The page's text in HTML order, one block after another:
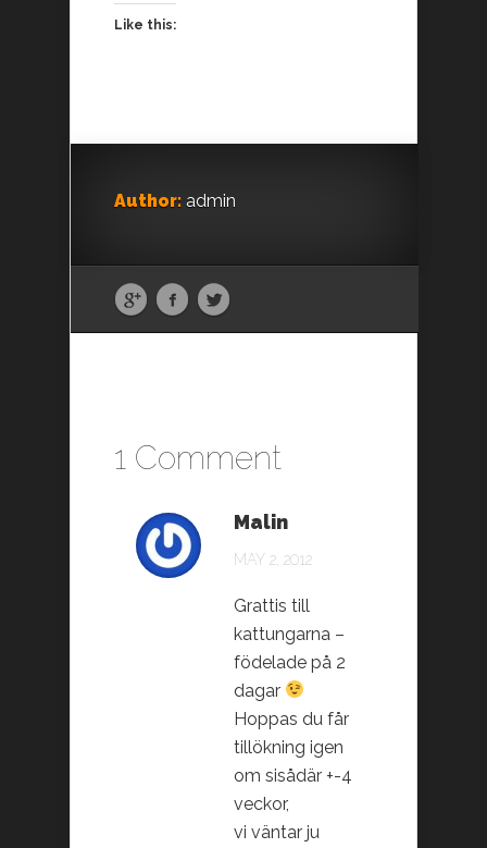
Like this:
Author: admin
1 Comment
Malin
MAY 2, 2012
Grattis till
kattungarna –
födelade på 2
dagar
Hoppas du får
tillökning igen
om sisådär +-4
veckor,
vi väntar ju